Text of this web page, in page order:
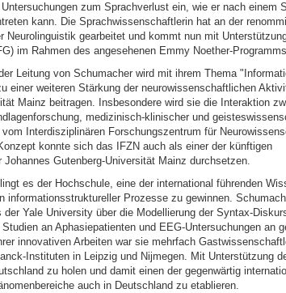
zum Sprachverlust ein, wie er nach einem
kann. Die Sprachwissenschaftlerin hat an der
Neurolinguistik gearbeitet und kommt nun mit
im Rahmen des angesehenen Emmy Noether-
Leitung von Schumacher wird mit ihrem Thema
einer weiteren Stärkung der neurowissenschaftlichen
Mainz beitragen. Insbesondere wird sie die Interaktion
medizinisch-klinischer und
Interdisziplinären Forschungszentrum für
konnte sich das IFZN auch als einer der künftigen
Johannes Gutenberg-Universität Mainz durchsetzen.
es der Hochschule, eine der international führenden
informationsstruktureller Prozesse zu gewinnen.
Yale University über die Modellierung der Syntax-
an Aphasiepatienten und EEG-Untersuchungen an
innovativen Arbeiten war sie mehrfach
Instituten in Leipzig und Nijmegen. Mit Unterstützung
zu holen und damit einen der gegenwärtig
auch in Deutschland zu etablieren.